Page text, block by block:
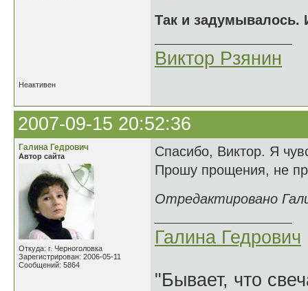
Так и задумывалось.
Виктор Рзянин
Неактивен
2007-09-15 20:52:36
Галина Гедрович
Автор сайта
Откуда: г. Черноголовка
Зарегистрирован: 2006-05-11
Сообщений: 5864
Спасибо, Виктор. Я
Прошу прощения, не
Отредактировано
Галина Гедрович
"Бывает, что